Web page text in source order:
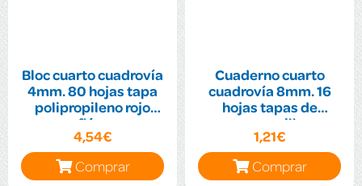
Bloc cuarto cuadrovía
4mm. 80 hojas tapa
polipropileno rojo
flúor
4,54€
Comprar
Cuaderno cuarto
cuadrovía 8mm. 16
hojas tapas de
cartoncillo
plastificado
1,21€
Comprar